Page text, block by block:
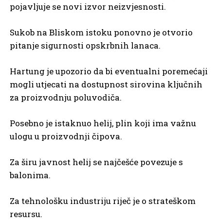
pojavljuje se novi izvor neizvjesnosti.
Sukob na Bliskom istoku ponovno je otvorio
pitanje sigurnosti opskrbnih lanaca.
Hartung je upozorio da bi eventualni poremećaji
mogli utjecati na dostupnost sirovina ključnih
za proizvodnju poluvodiča.
Posebno je istaknuo helij, plin koji ima važnu
ulogu u proizvodnji čipova.
Za širu javnost helij se najčešće povezuje s
balonima.
Za tehnološku industriju riječ je o strateškom
resursu.